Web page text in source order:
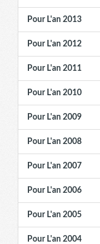
Pour L'an 2013
Pour L'an 2012
Pour L'an 2011
Pour L'an 2010
Pour L'an 2009
Pour L'an 2008
Pour L'an 2007
Pour L'an 2006
Pour L'an 2005
Pour L'an 2004